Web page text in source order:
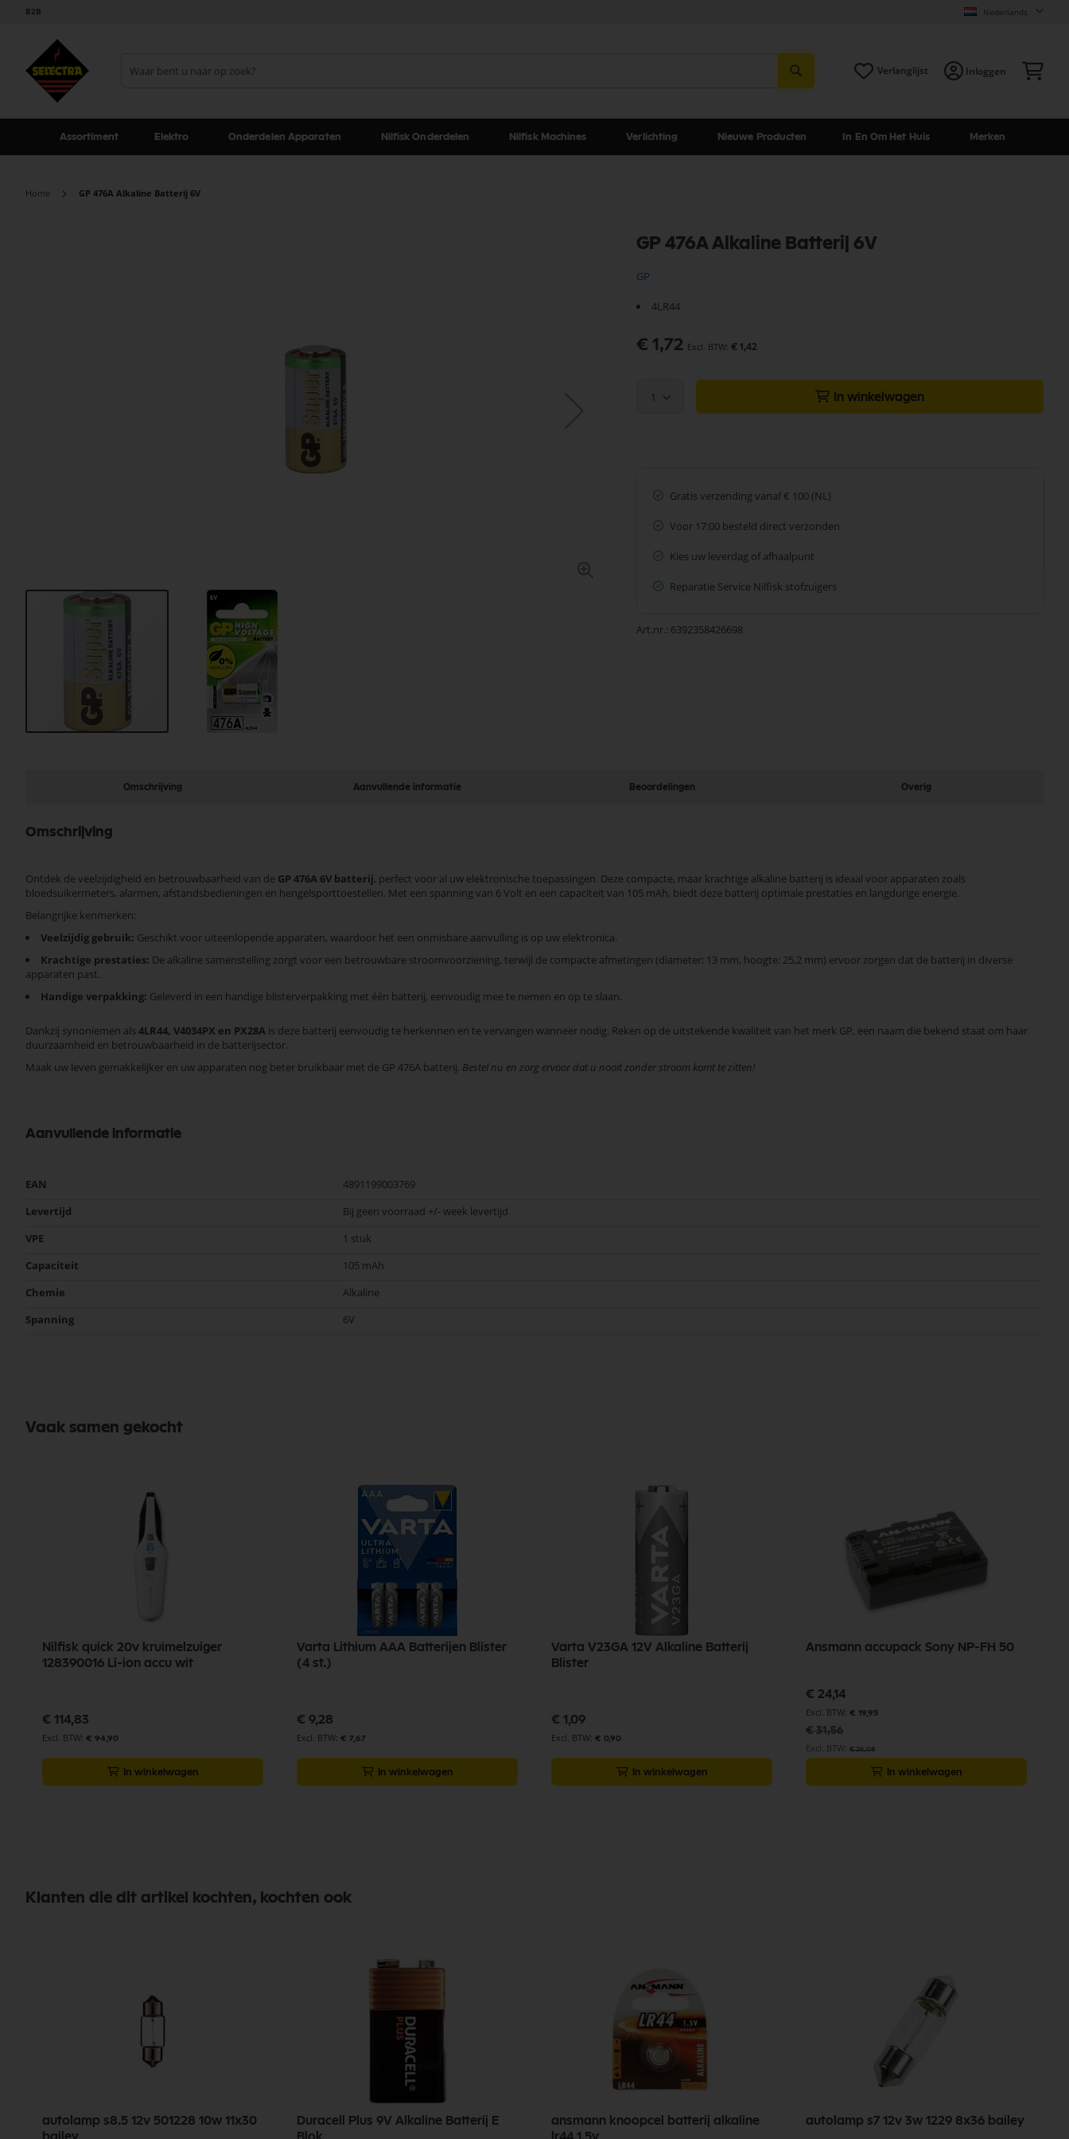
B2B Nederlands
Verlanglijst Inloggen
Assortiment Elektro Onderdelen Apparaten Nilfisk Onderdelen Nilfisk Machines Verlichting Nieuwe Producten In En Om Het Huis Merken
Home GP 476A Alkaline Batterij 6V
GP 476A Alkaline Batterij 6V
GP
4LR44
€ 1,72 € 1,42
1 In winkelwagen
Gratis verzending vanaf € 100 (NL)
Voor 17:00 besteld direct verzonden
Kies uw leverdag of afhaalpunt
Reparatie Service Nilfisk stofzuigers
Art.nr. 6392358426698
afbeeldingen-
gallerij
Omschrijving Aanvullende informatie Beoordelingen Overig
Omschrijving
Ontdek de veelzijdigheid en betrouwbaarheid van de GP 476A 6V batterij, perfect voor al uw elektronische toepassingen. Deze compacte, maar krachtige alkaline batterij is ideaal voor apparaten zoals
bloedsuikermeters, alarmen, afstandsbedieningen en hengelsporttoestellen. Met een spanning van 6 Volt en een capaciteit van 105 mAh, biedt deze batterij optimale prestaties en langdurige energie.
Belangrijke kenmerken:
Veelzijdig gebruik: Geschikt voor uiteenlopende apparaten, waardoor het een onmisbare aanvulling is op uw elektronica.
Krachtige prestaties: De alkaline samenstelling zorgt voor een betrouwbare stroomvoorziening, terwijl de compacte afmetingen (diameter: 13 mm, hoogte: 25,2 mm) ervoor zorgen dat de batterij in diverse
apparaten past.
Handige verpakking: Geleverd in een handige blisterverpakking met één batterij, eenvoudig mee te nemen en op te slaan.
Dankzij synoniemen als 4LR44, V4034PX en PX28A is deze batterij eenvoudig te herkennen en te vervangen wanneer nodig. Reken op de uitstekende kwaliteit van het merk GP, een naam die bekend staat om haar
duurzaamheid en betrouwbaarheid in de batterijsector.
Maak uw leven gemakkelijker en uw apparaten nog beter bruikbaar met de GP 476A batterij. Bestel nu en zorg ervoor dat u nooit zonder stroom komt te zitten!
Aanvullende informatie
Meer
EAN
4891199003769
Levertijd
Bij geen voorraad +/- week levertijd
VPE
1 stuk
Capaciteit
105 mAh
Chemie
Alkaline
Spanning
6V
Vaak samen gekocht
Nilfisk quick 20v kruimelzuiger
128390016 Li-ion accu wit
€ 114,83
€ 94,90
In winkelwagen
Varta Lithium AAA Batterijen Blister
(4 st.)
€ 9,28
€ 7,67
In winkelwagen
Varta V23GA 12V Alkaline Batterij
Blister
€ 1,09
€ 0,90
In winkelwagen
Ansmann accupack Sony NP-FH 50
Speciale
prijs
€ 24,14
€ 19,95
€ 31,56
€ 26,08
In winkelwagen
Klanten die dit artikel kochten, kochten ook
autolamp s8.5 12v 501228 10w 11x30
Duracell Plus 9V Alkaline Batterij E
ansmann knoopcel batterij alkaline
autolamp s7 12v 3w 1229 8x36 bailey